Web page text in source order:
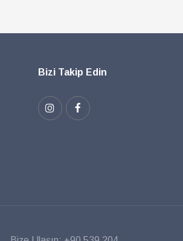
Bizi Takip Edin